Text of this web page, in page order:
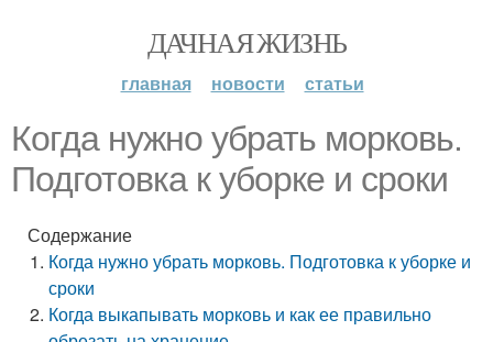
ДАЧНАЯ ЖИЗНЬ
главная новости статьи
Когда нужно убрать морковь.
Подготовка к уборке и сроки
Содержание
Когда нужно убрать морковь. Подготовка к уборке и
сроки
Когда выкапывать морковь и как ее правильно